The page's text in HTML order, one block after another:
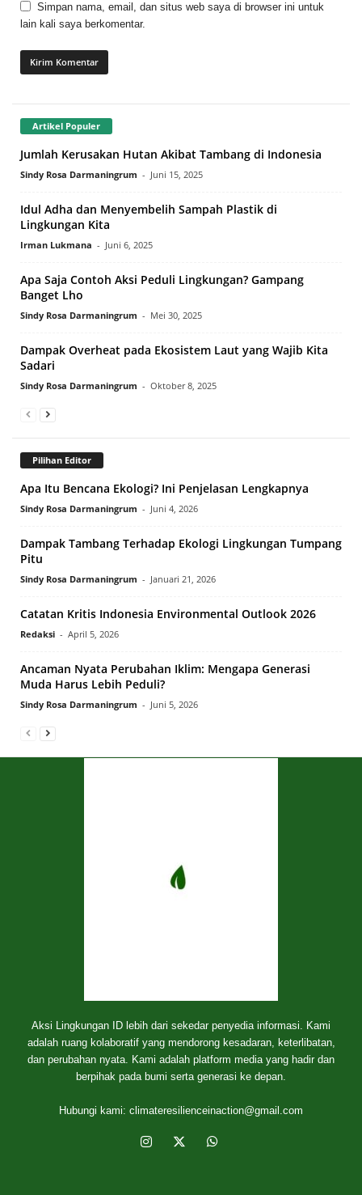
Simpan nama, email, dan situs web saya di browser ini untuk
lain kali saya berkomentar.
Artikel Populer
Jumlah Kerusakan Hutan Akibat Tambang di Indonesia
Sindy Rosa Darmaningrum - Juni 15, 2025
Idul Adha dan Menyembelih Sampah Plastik di
Lingkungan Kita
Irman Lukmana - Juni 6, 2025
Apa Saja Contoh Aksi Peduli Lingkungan? Gampang
Banget Lho
Sindy Rosa Darmaningrum - Mei 30, 2025
Dampak Overheat pada Ekosistem Laut yang Wajib Kita
Sadari
Sindy Rosa Darmaningrum - Oktober 8, 2025
Pilihan Editor
Apa Itu Bencana Ekologi? Ini Penjelasan Lengkapnya
Sindy Rosa Darmaningrum - Juni 4, 2026
Dampak Tambang Terhadap Ekologi Lingkungan Tumpang
Pitu
Sindy Rosa Darmaningrum - Januari 21, 2026
Catatan Kritis Indonesia Environmental Outlook 2026
Redaksi - April 5, 2026
Ancaman Nyata Perubahan Iklim: Mengapa Generasi
Muda Harus Lebih Peduli?
Sindy Rosa Darmaningrum - Juni 5, 2026
Aksi Lingkungan ID lebih dari sekedar penyedia informasi. Kami
adalah ruang kolaboratif yang mendorong kesadaran, keterlibatan,
dan perubahan nyata. Kami adalah platform media yang hadir dan
berpihak pada bumi serta generasi ke depan.
Hubungi kami: climateresilienceinaction@gmail.com